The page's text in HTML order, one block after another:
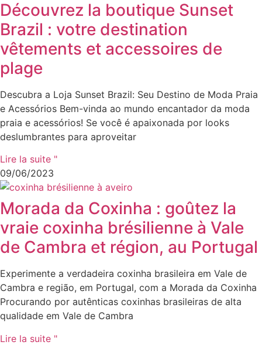
Découvrez la boutique Sunset
Brazil : votre destination
vêtements et accessoires de
plage
Descubra a Loja Sunset Brazil: Seu Destino de Moda Praia
e Acessórios Bem-vinda ao mundo encantador da moda
praia e acessórios! Se você é apaixonada por looks
deslumbrantes para aproveitar
Lire la suite "
09/06/2023
Morada da Coxinha : goûtez la
vraie coxinha brésilienne à Vale
de Cambra et région, au Portugal
Experimente a verdadeira coxinha brasileira em Vale de
Cambra e região, em Portugal, com a Morada da Coxinha
Procurando por autênticas coxinhas brasileiras de alta
qualidade em Vale de Cambra
Lire la suite "